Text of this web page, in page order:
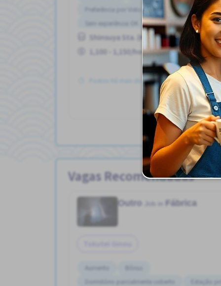
Preferência por Visto de Estudante
Sem experiência OK
Transporte pago
Shinsuya Sta. (Kumamoto)
1,100 - 1,150/hour
Postou Há mais de 3 meses
Vagas Recomendadas
Outro Fábrica
Aumento
Dormitório parcialmente coberto